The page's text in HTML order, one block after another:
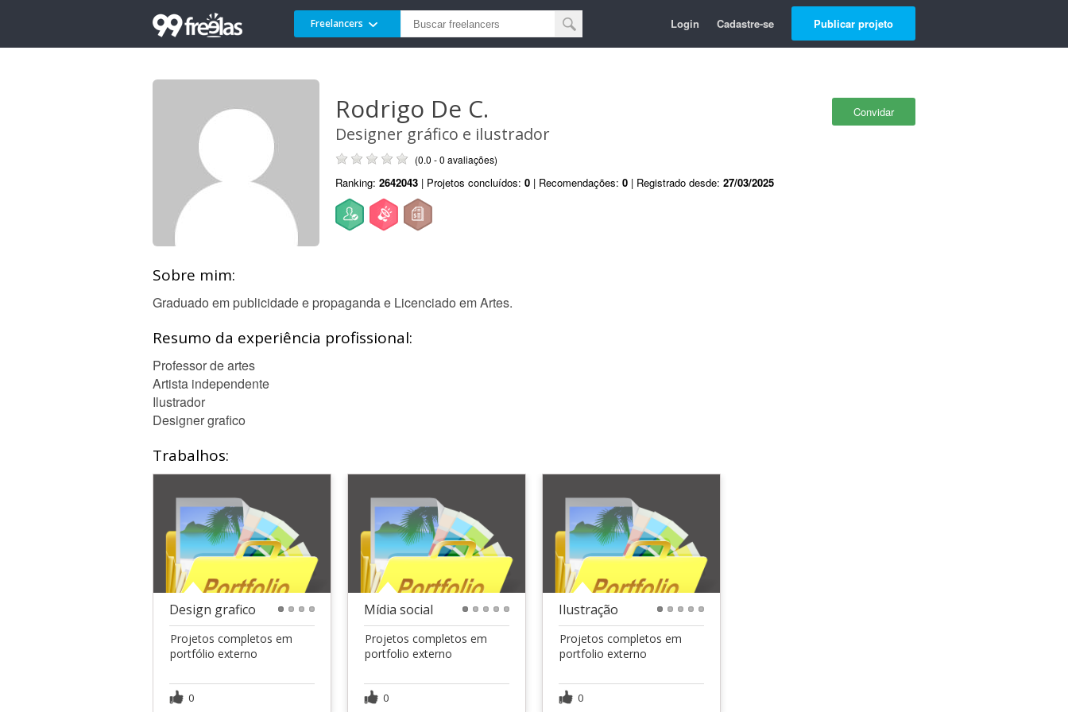
Freelancers Login Cadastre-se Publicar projeto
Convidar
Rodrigo De C.
Designer gráfico e ilustrador
(0.0 - 0 avaliações)
Ranking: 2642043 | Projetos concluídos: 0 | Recomendações: 0 | Registrado desde: 27/03/2025
Sobre mim:
Graduado em publicidade e propaganda e Licenciado em Artes.
Resumo da experiência profissional:
Professor de artes
Artista independente
Ilustrador
Designer grafico
Trabalhos:
Design grafico
Projetos completos em
portfólio externo
0
Mídia social
Projetos completos em
portfolio externo
0
Ilustração
Projetos completos em
portfolio externo
0